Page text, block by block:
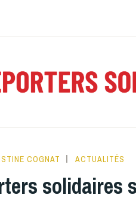
COGNAT ACTUALITÉS
solidaires